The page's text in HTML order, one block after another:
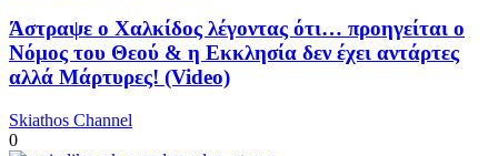
Άστραψε ο Χαλκίδος λέγοντας ότι… προηγείται ο
Νόμος του Θεού & η Εκκλησία δεν έχει αντάρτες
αλλά Μάρτυρες! (Video)
Skiathos Channel
0